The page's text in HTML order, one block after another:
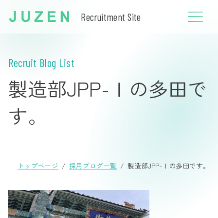
Recruitment Site
製造部JPP-Ⅰの多田で
す。
Recruit Blog List
トップページ 採用ブログ一覧 製造部JPP-Ⅰの多田です。